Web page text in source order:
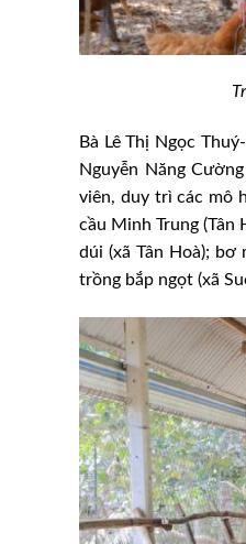
Bà Lê Thị Ngọc
Nguyễn Năng
viên, duy trì các mô
cầu Minh Trung (Tân
dúi (xã Tân Hoà);
trồng bắp ngọt (xã